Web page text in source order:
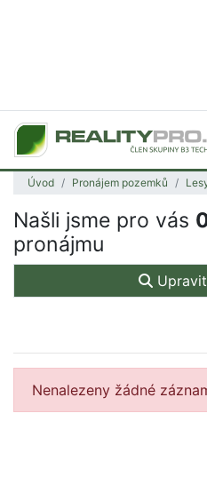
Úvod Pronájem pozemků
Našli jsme pro vás
pronájmu
Nenalezeny žádné